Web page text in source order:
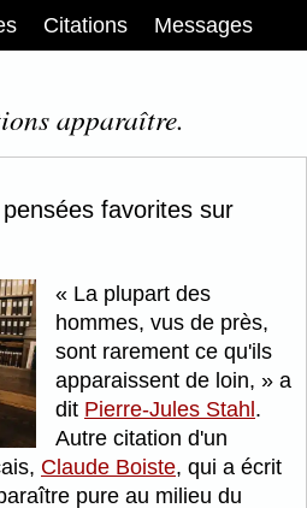
Citations Messages
apparaître.
favorites sur
La plupart des
hommes, vus de près,
sont rarement ce qu'ils
apparaissent de loin,
a
dit Pierre-Jules Stahl .
Autre citation d'un
Claude Boiste, qui a écrit
pure au milieu du